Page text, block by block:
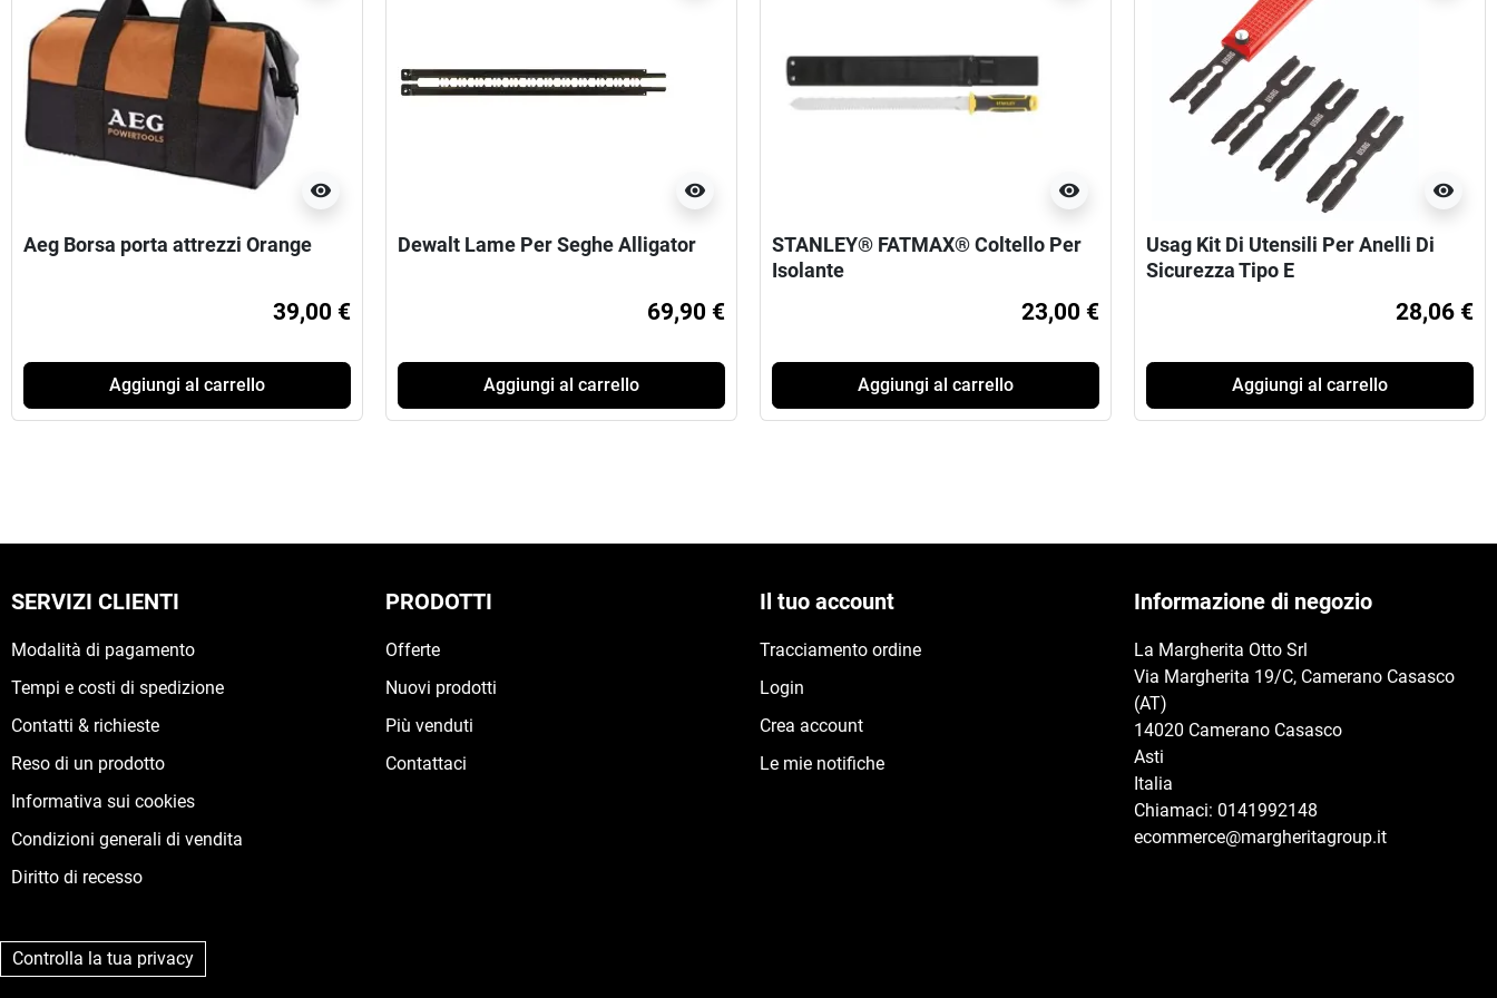
visibility
Aeg Borsa porta attrezzi Orange
39,00 €
Aggiungi al carrello
visibility
Dewalt Lame Per Seghe Alligator
69,90 €
Aggiungi al carrello
visibility
STANLEY® FATMAX® Coltello Per
Isolante
23,00 €
Aggiungi al carrello
visibility
Usag Kit Di Utensili Per Anelli Di
Sicurezza Tipo E
28,06 €
Aggiungi al carrello
SERVIZI CLIENTI
Modalità di pagamento
Tempi e costi di spedizione
Contatti & richieste
Reso di un prodotto
Informativa sui cookies
Condizioni generali di vendita
Diritto di recesso
PRODOTTI
Offerte
Nuovi prodotti
Più venduti
Contattaci
Il tuo account
Tracciamento ordine
Login
Crea account
Le mie notifiche
Informazione di negozio
La Margherita Otto Srl
Via Margherita 19/C, Camerano Casasco
(AT)
14020 Camerano Casasco
Asti
Italia
Chiamaci: 0141992148
ecommerce@margheritagroup.it
Controlla la tua privacy